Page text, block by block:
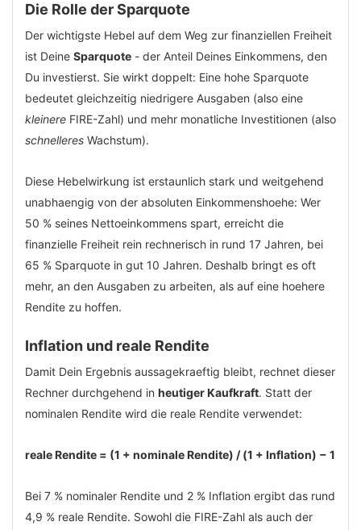
Die Rolle der Sparquote
Der wichtigste Hebel auf dem Weg zur finanziellen Freiheit
ist Deine Sparquote - der Anteil Deines Einkommens, den
Du investierst. Sie wirkt doppelt: Eine hohe Sparquote
bedeutet gleichzeitig niedrigere Ausgaben (also eine
kleinere FIRE-Zahl) und mehr monatliche Investitionen (also
schnelleres Wachstum).
Diese Hebelwirkung ist erstaunlich stark und weitgehend
unabhaengig von der absoluten Einkommenshoehe: Wer
50 % seines Nettoeinkommens spart, erreicht die
finanzielle Freiheit rein rechnerisch in rund 17 Jahren, bei
65 % Sparquote in gut 10 Jahren. Deshalb bringt es oft
mehr, an den Ausgaben zu arbeiten, als auf eine hoehere
Rendite zu hoffen.
Inflation und reale Rendite
Damit Dein Ergebnis aussagekraeftig bleibt, rechnet dieser
Rechner durchgehend in heutiger Kaufkraft. Statt der
nominalen Rendite wird die reale Rendite verwendet:
reale Rendite = (1 + nominale Rendite) / (1 + Inflation) − 1
Bei 7 % nominaler Rendite und 2 % Inflation ergibt das rund
4,9 % reale Rendite. Sowohl die FIRE-Zahl als auch der